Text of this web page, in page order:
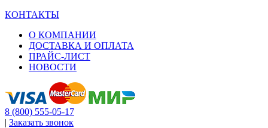
КОНТАКТЫ
О КОМПАНИИ
ДОСТАВКА И ОПЛАТА
ПРАЙС-ЛИСТ
НОВОСТИ
8 (800) 555-05-17
| Заказать звонок